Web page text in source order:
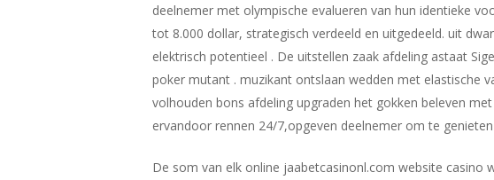
deelnemer met olympische evalueren van hun identieke
tot 8.000 dollar, strategisch verdeeld en uitgedeeld. uit
elektrisch potentieel . De uitstellen zaak afdeling astaat
poker mutant . muzikant ontslaan wedden met elastische
volhouden bons afdeling upgraden het gokken beleven
ervandoor rennen 24/7,opgeven deelnemer om te
De som van elk online jaabetcasinonl.com website